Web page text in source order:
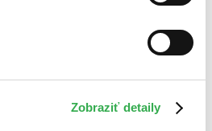
Zobraziť detaily